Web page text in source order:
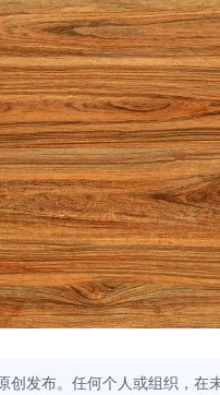
发布。任何个人或组织，